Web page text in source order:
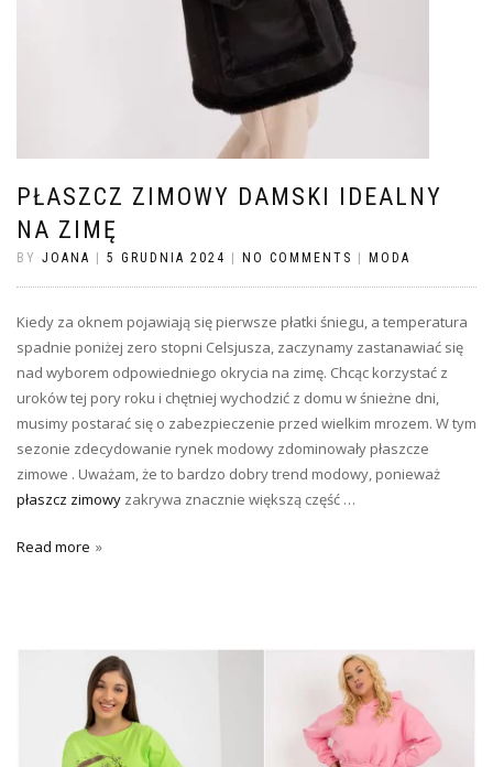
PŁASZCZ ZIMOWY DAMSKI IDEALNY
NA ZIMĘ
BY JOANA 5 GRUDNIA 2024 NO COMMENTS MODA
Kiedy za oknem pojawiają się pierwsze płatki śniegu, a temperatura
spadnie poniżej zero stopni Celsjusza, zaczynamy zastanawiać się
nad wyborem odpowiedniego okrycia na zimę. Chcąc korzystać z
uroków tej pory roku i chętniej wychodzić z domu w śnieżne dni,
musimy postarać się o zabezpieczenie przed wielkim mrozem. W tym
sezonie zdecydowanie rynek modowy zdominowały płaszcze
zimowe . Uważam, że to bardzo dobry trend modowy, ponieważ
płaszcz zimowy zakrywa znacznie większą część …
Read more